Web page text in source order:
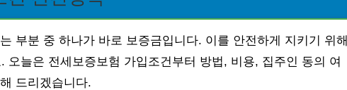
부분 중 하나가 바로 보증금입니다. 이를 안전하게 지키기 위해
오늘은 전세보증보험 가입조건부터 방법, 비용, 집주인 동의 여
드리겠습니다.